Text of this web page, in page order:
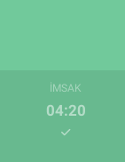
İMSAK
04:20